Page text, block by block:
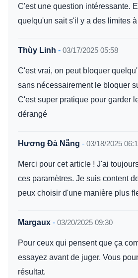
C'est une question intéressante.
quelqu'un sait s'il y a des limites
Thùy Linh - 03/17/2025 05:58
C'est vrai, on peut bloquer
sans nécessairement le bloquer
C'est super pratique pour garder
dérangé
Hương Đà Nẵng - 03/18/2025
Merci pour cet article ! J'ai
ces paramètres. Je suis content
peux choisir d'une manière plus
Margaux - 03/20/2025 09:30
Pour ceux qui pensent que ça
essayez avant de juger. Vous
résultat.